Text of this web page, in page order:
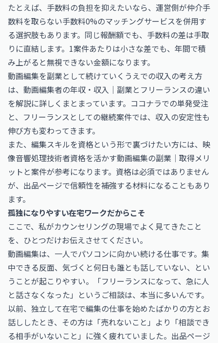
たとえば、手数料の負担を抑えたいなら、運営側が仲介手
数料を取らない手数料0%のマッチングサービスを併用す
る選択肢もあります。同じ報酬額でも、手数料の差は手取
りに直結します。1案件あたりは小さな差でも、年間で積
み上がると無視できない金額になります。
動画編集を副業として続けていくうえでの収入の考え方
は、 動画編集者の年収・収入｜副業とフリーランスの違い
を解説に詳しくまとまっています。ココナラでの単発受注
と、フリーランスとしての継続案件では、収入の安定性も
伸び方も変わってきます。
また、編集スキルを資格という形で裏づけたい方には、 映
像音響処理技術者資格を活かす動画編集の副業｜取得メリ
ットと案件が参考になります。資格は必須ではありません
が、出品ページで信頼性を補強する材料になることもあり
ます。
孤独になりやすい在宅ワークだからこそ
ここで、私がカウンセリングの現場でよく見てきたこと
を、ひとつだけお伝えさせてください。
動画編集は、一人でパソコンに向かい続ける仕事です。集
中できる反面、気づくと何日も誰とも話していない、とい
うことが起こりやすい。「フリーランスになって、急に人
と話さなくなった」というご相談は、本当に多いんです。
以前、独立して在宅で編集の仕事を始めたばかりの方とお
話ししたとき、その方は「売れないこと」より「相談でき
る相手がいないこと」に強く疲れていました。出品ページ